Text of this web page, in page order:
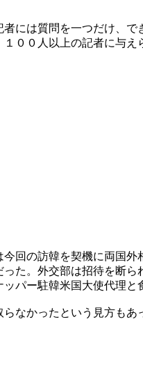
には質問を一つだけ、
００人以上の記者に与え
回の訪韓を契機に両国
た。外交部は招待を断
パー駐韓米国大使代理と
なかったという見方も